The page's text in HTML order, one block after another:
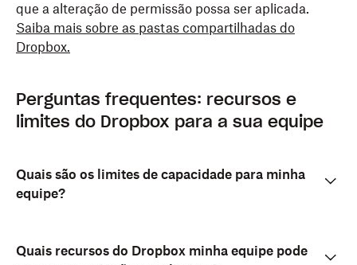
que a alteração de permissão possa ser aplicada.
Saiba mais sobre as pastas compartilhadas do
Dropbox.
Perguntas frequentes: recursos e
limites do Dropbox para a sua equipe
Quais são os limites de capacidade para minha
equipe?
Quais recursos do Dropbox minha equipe pode